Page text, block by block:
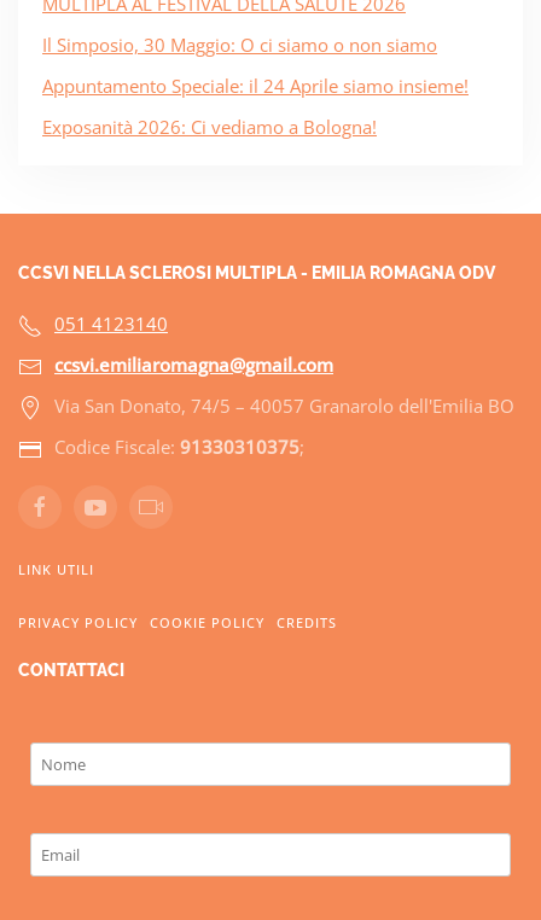
Il Simposio, 30 Maggio: O ci siamo o non siamo
Appuntamento Speciale: il 24 Aprile siamo insieme!
Exposanità 2026: Ci vediamo a Bologna!
CCSVI NELLA SCLEROSI MULTIPLA - EMILIA ROMAGNA ODV
051 4123140
ccsvi.emiliaromagna@gmail.com
Via San Donato, 74/5 – 40057 Granarolo dell'Emilia BO
Codice Fiscale: 91330310375;
LINK UTILI
PRIVACY POLICY COOKIE POLICY CREDITS
CONTATTACI